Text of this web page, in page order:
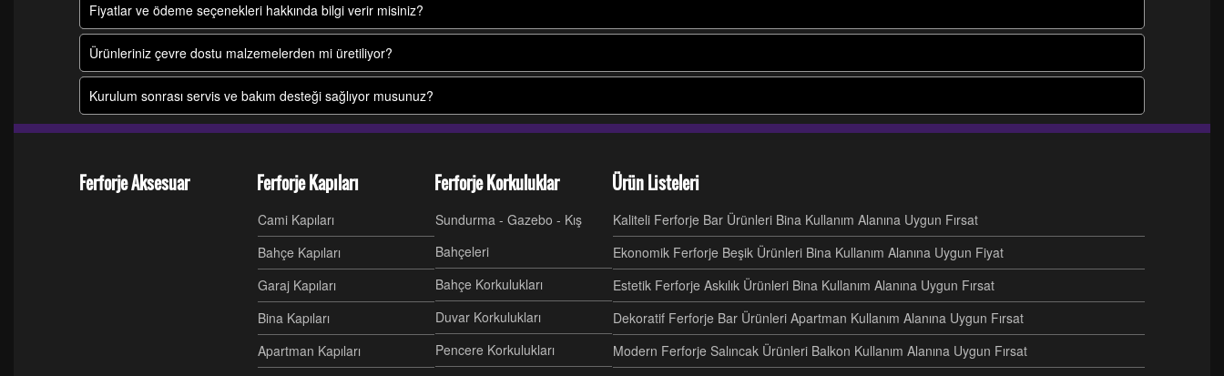
Fiyatlar ve ödeme seçenekleri hakkında bilgi verir misiniz?
Ürünleriniz çevre dostu malzemelerden mi üretiliyor?
Kurulum sonrası servis ve bakım desteği sağlıyor musunuz?
Ferforje Aksesuar Ferforje Kapıları
Cami Kapıları
Bahçe Kapıları
Garaj Kapıları
Bina Kapıları
Apartman Kapıları
Ferforje Korkuluklar
Sundurma - Gazebo - Kış
Bahçeleri
Bahçe Korkulukları
Duvar Korkulukları
Pencere Korkulukları
Ürün Listeleri
Kaliteli Ferforje Bar Ürünleri Bina Kullanım Alanına Uygun Fırsat
Ekonomik Ferforje Beşik Ürünleri Bina Kullanım Alanına Uygun Fiyat
Estetik Ferforje Askılık Ürünleri Bina Kullanım Alanına Uygun Fırsat
Dekoratif Ferforje Bar Ürünleri Apartman Kullanım Alanına Uygun Fırsat
Modern Ferforje Salıncak Ürünleri Balkon Kullanım Alanına Uygun Fırsat